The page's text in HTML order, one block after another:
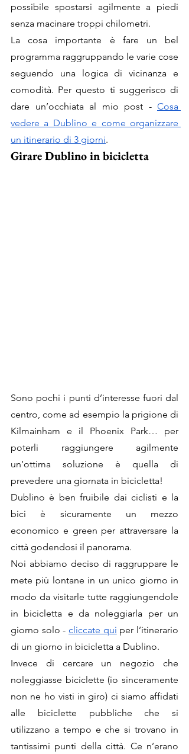
possibile spostarsi agilmente a piedi
senza macinare troppi chilometri.
La cosa importante è fare un bel
programma raggruppando le varie cose
seguendo una logica di vicinanza e
comodità. Per questo ti suggerisco di
dare un’occhiata al mio post - Cosa
vedere a Dublino e come organizzare
un itinerario di 3 giorni.
Girare Dublino in bicicletta
Sono pochi i punti d’interesse fuori dal
centro, come ad esempio la prigione di
Kilmainham e il Phoenix Park… per
poterli raggiungere agilmente
un’ottima soluzione è quella di
prevedere una giornata in bicicletta!
Dublino è ben fruibile dai ciclisti e la
bici è sicuramente un mezzo
economico e green per attraversare la
città godendosi il panorama.
Noi abbiamo deciso di raggruppare le
mete più lontane in un unico giorno in
modo da visitarle tutte raggiungendole
in bicicletta e da noleggiarla per un
giorno solo - cliccate qui per l’itinerario
di un giorno in bicicletta a Dublino.
Invece di cercare un negozio che
noleggiasse biciclette (io sinceramente
non ne ho visti in giro) ci siamo affidati
alle biciclette pubbliche che si
utilizzano a tempo e che si trovano in
tantissimi punti della città. Ce n’erano